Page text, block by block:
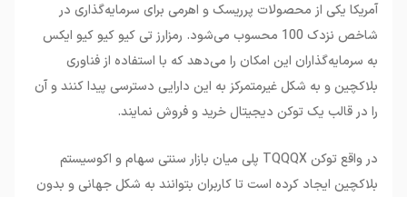
آمریکا یکی از محصولات پرریسک و اهرمی برای سرمایه‌گذاری در
شاخص نزدک 100 محسوب می‌شود. رمزارز تی کیو کیو کیو ایکس
به سرمایه‌گذاران این امکان را می‌دهد که با استفاده از فناوری
بلاکچین و به شکل غیرمتمرکز به این دارایی دسترسی پیدا کنند و آن
را در قالب یک توکن دیجیتال خرید و فروش نمایند.
در واقع توکن TQQQX پلی میان بازار سنتی سهام و اکوسیستم
بلاکچین ایجاد کرده است تا کاربران بتوانند به شکل جهانی و بدون